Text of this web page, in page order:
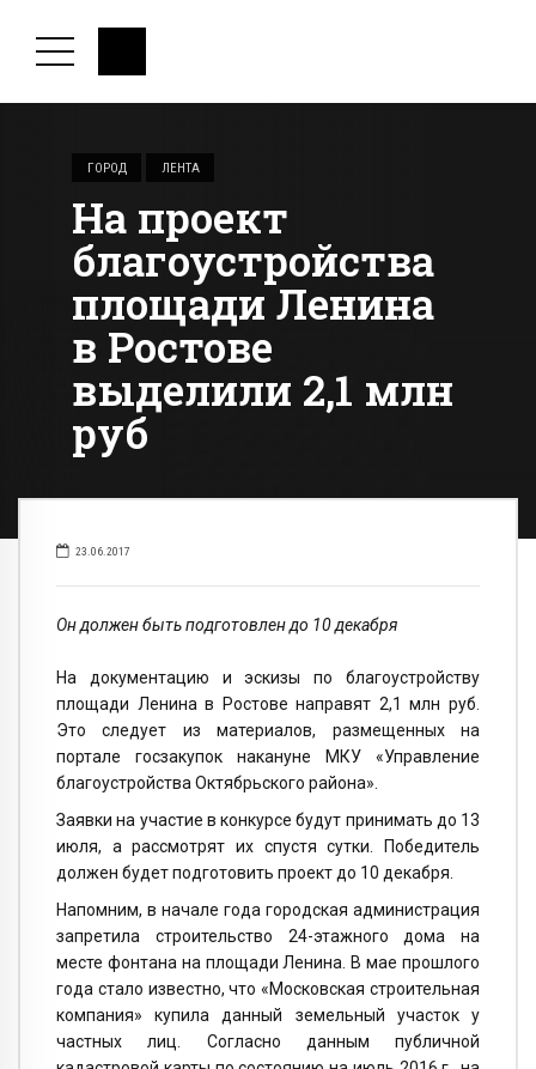
ГОРОД ЛЕНТА
На проект
благоустройства
площади Ленина
в Ростове
выделили 2,1 млн
руб
23.06.2017
Он должен быть подготовлен до 10 декабря
На документацию и эскизы по благоустройству
площади Ленина в Ростове направят 2,1 млн руб.
Это следует из материалов, размещенных на
портале госзакупок накануне МКУ «Управление
благоустройства Октябрьского района».
Заявки на участие в конкурсе будут принимать до 13
июля, а рассмотрят их спустя сутки. Победитель
должен будет подготовить проект до 10 декабря.
Напомним, в начале года городская администрация
запретила строительство 24-этажного дома на
месте фонтана на площади Ленина. В мае прошлого
года стало известно, что «Московская строительная
компания» купила данный земельный участок у
частных лиц. Согласно данным публичной